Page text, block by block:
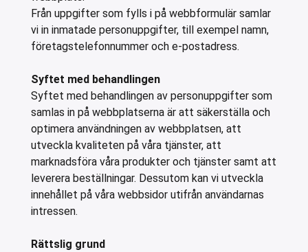
Från uppgifter som fylls i på webbformulär samlar
vi in inmatade personuppgifter, till exempel namn,
företagstelefonnummer och e-postadress.
Syftet med behandlingen
Syftet med behandlingen av personuppgifter som
samlas in på webbplatserna är att säkerställa och
optimera användningen av webbplatsen, att
utveckla kvaliteten på våra tjänster, att
marknadsföra våra produkter och tjänster samt att
leverera beställningar. Dessutom kan vi utveckla
innehållet på våra webbsidor utifrån användarnas
intressen.
Rättslig grund